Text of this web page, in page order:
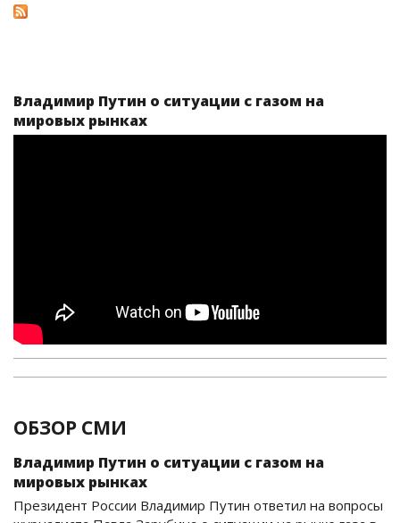
Владимир Путин о ситуации с газом на
мировых рынках
ОБЗОР СМИ
Владимир Путин о ситуации с газом на
мировых рынках
Президент России Владимир Путин ответил на вопросы